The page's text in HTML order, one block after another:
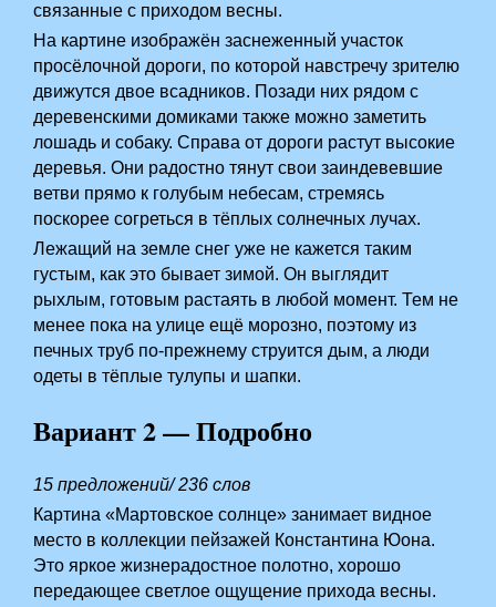
связанные с приходом весны.
На картине изображён заснеженный участок
просёлочной дороги, по которой навстречу зрителю
движутся двое всадников. Позади них рядом с
деревенскими домиками также можно заметить
лошадь и собаку. Справа от дороги растут высокие
деревья. Они радостно тянут свои заиндевевшие
ветви прямо к голубым небесам, стремясь
поскорее согреться в тёплых солнечных лучах.
Лежащий на земле снег уже не кажется таким
густым, как это бывает зимой. Он выглядит
рыхлым, готовым растаять в любой момент. Тем не
менее пока на улице ещё морозно, поэтому из
печных труб по-прежнему струится дым, а люди
одеты в тёплые тулупы и шапки.
Вариант 2 — Подробно
15 предложений/ 236 слов
Картина «Мартовское солнце» занимает видное
место в коллекции пейзажей Константина Юона.
Это яркое жизнерадостное полотно, хорошо
передающее светлое ощущение прихода весны.